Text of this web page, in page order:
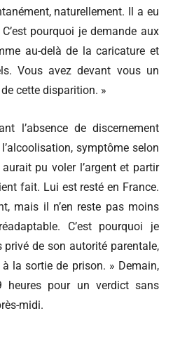
naturellement. Il a eu
pourquoi je demande aux
au-delà de la caricature et
Vous avez devant vous un
cette disparition. »
l’absence de discernement
symptôme selon
pu voler l’argent et partir
fait. Lui est resté en France.
mais il n’en reste pas moins
C’est pourquoi je
privé de son autorité parentale,
la sortie de prison. » Demain,
heures pour un verdict sans
midi.